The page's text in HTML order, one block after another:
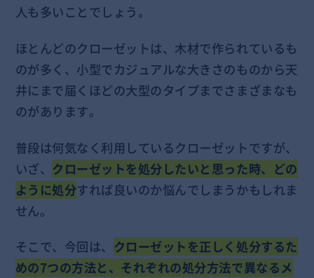
人も多いことでしょう。
ほとんどのクローゼットは、木材で作られているも
のが多く、小型でカジュアルな大きさのものから天
井にまで届くほどの大型のタイプまでさまざまなも
のがあります。
普段は何気なく利用しているクローゼットですが、
いざ、 クローゼットを処分したいと思った時、どの
ように処分すれば良いのか悩んでしまうかもしれま
せん。
そこで、今回は、 クローゼットを正しく処分するた
めの7つの方法と、それぞれの処分方法で異なるメ